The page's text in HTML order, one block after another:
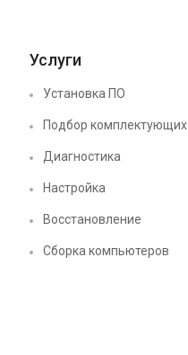
Услуги
Установка ПО
Подбор комплектующих
Диагностика
Настройка
Восстановление
Сборка компьютеров